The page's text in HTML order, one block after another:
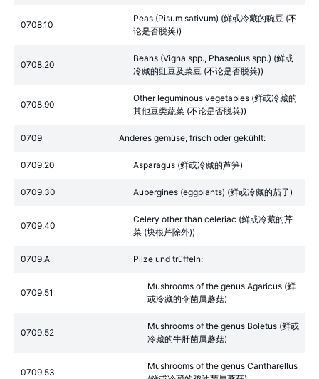
0708.10
Peas (Pisum sativum) (鲜或冷藏的豌豆 (不
论是否脱荚))
0708.20
Beans (Vigna spp., Phaseolus spp.) (鲜或
冷藏的豇豆及菜豆 (不论是否脱荚))
0708.90
Other leguminous vegetables (鲜或冷藏的
其他豆类蔬菜 (不论是否脱荚))
0709 Anderes gemüse, frisch oder gekühlt:
0709.20 Asparagus (鲜或冷藏的芦笋)
0709.30 Aubergines (eggplants) (鲜或冷藏的茄子)
0709.40
Celery other than celeriac (鲜或冷藏的芹
菜 (块根芹除外))
0709.A Pilze und trüffeln:
0709.51
Mushrooms of the genus Agaricus (鲜
或冷藏的伞菌属蘑菇)
0709.52
Mushrooms of the genus Boletus (鲜或
冷藏的牛肝菌属蘑菇)
0709.53
Mushrooms of the genus Cantharellus